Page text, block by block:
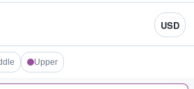
USD
Upper